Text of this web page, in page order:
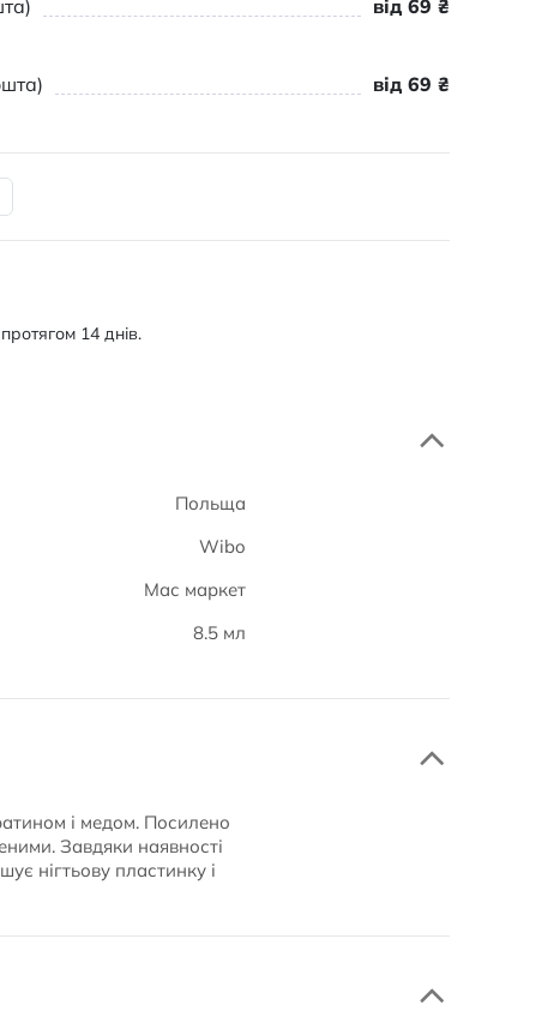
від 69 ₴
від 69 ₴
14 днів.
Польща
Wibo
Мас маркет
8.5 мл
і медом. Посилено
Завдяки наявності
нігтьову пластинку і